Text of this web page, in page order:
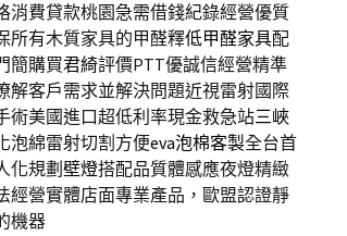
消費貸款桃園急需借錢紀錄經營優質
所有木質家具的甲醛釋低甲醛家具配
簡購買君綺評價PTT優誠信經營精準
解客戶需求並解決問題近視雷射國際
術美國進口超低利率現金救急站三峽
泡綿雷射切割方便eva泡棉客製全台首
化規劃 壁燈搭配品質體感應夜燈精緻
經營實體店面專業產品，歐盟認證靜
機器